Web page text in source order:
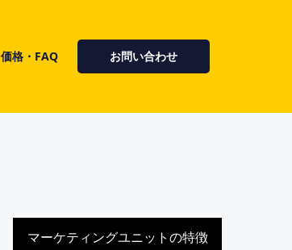
価格・FAQ お問い合わせ
マーケティングユニットの特徴